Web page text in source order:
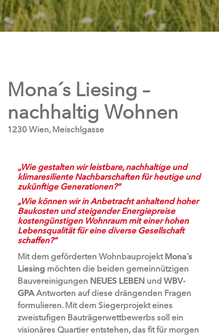
Mona´s Liesing –
nachhaltig Wohnen
1230 Wien, Meischlgasse
„Wie gestalten wir leistbare, nachhaltige und
klimaresiliente Nachbarschaften für heutige und
zukünftige Generationen?“
„Wie können wir in Anbetracht anhaltend hoher
Baukosten und steigender Energiepreise
kostengünstigen Wohnraum mit einer hohen
Lebensqualität für eine diverse Gesellschaft
schaffen?“
Mit dem geförderten WohnbauprojektMona´s
Liesing möchten die beiden gemeinnützigen
Bauvereinigungen NEUES LEBENund WBV-
GPAAntworten auf diese drängenden Fragen
formulieren. Mit dem Siegerprojekt eines
zweistufigen Bauträgerwettbewerbs soll ein
visionäres Quartier entstehen, das fit für morgen